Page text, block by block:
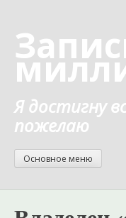
содержанию
Я достигну
пожелаю
Основное меню